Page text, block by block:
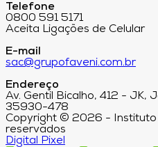
Telefone
0800 591 5171
Aceita Ligações de Celular
E-mail
sac@grupofaveni.com.br
Endereço
Av. Gentil Bicalho, 412 - JK,
35930-478
Copyright © 2026 - Instituto
reservados
Digital Pixel